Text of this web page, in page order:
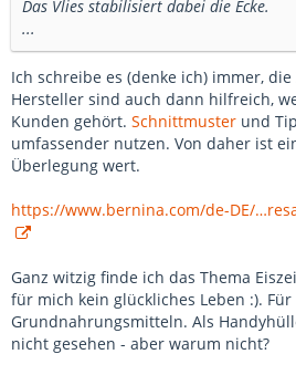
Das Vlies stabilisiert dabei die Ecke.
...
Ich schreibe es (denke ich) immer,
Hersteller sind auch dann hilfreich,
Kunden gehört. Schnittmuster und
umfassender nutzen. Von daher ist
Überlegung wert.
https://www.bernina.com/de-DE/
Ganz witzig finde ich das Thema
für mich kein glückliches Leben :).
Grundnahrungsmitteln. Als
nicht gesehen - aber warum nicht?